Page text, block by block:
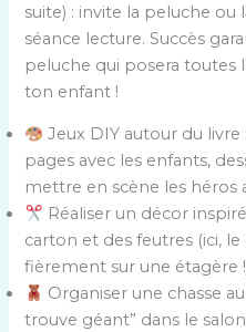
suite) : invite la peluche
séance lecture. Succès
peluche qui posera toutes
ton enfant !
Jeux DIY autour du
pages avec les enfants,
mettre en scène les héros
Réaliser un décor
carton et des feutres (ici,
fièrement sur une étagère
Organiser une chasse
trouve géant” dans le